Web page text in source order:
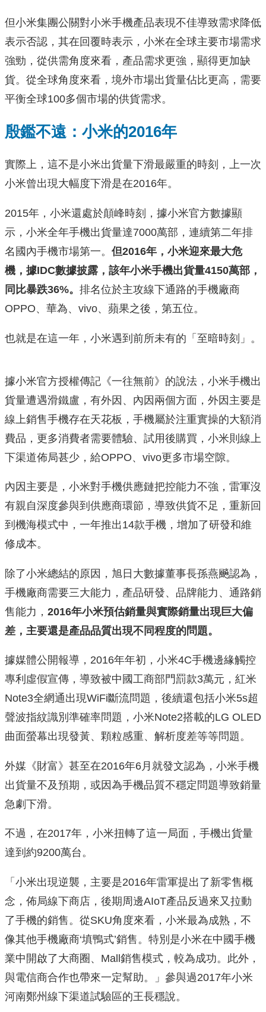
但小米集團公關對小米手機產品表現不佳導致需求降低
表示否認，其在回覆時表示，小米在全球主要市場需求
強勁，從供需角度來看，產品需求更強，顯得更加缺
貨。從全球角度來看，境外市場出貨量佔比更高，需要
平衡全球100多個市場的供貨需求。
殷鑑不遠：小米的2016年
實際上，這不是小米出貨量下滑最嚴重的時刻，上一次
小米曾出現大幅度下滑是在2016年。
2015年，小米還處於顛峰時刻，據小米官方數據顯
示，小米全年手機出貨量達7000萬部，連續第二年排
名國內手機市場第一。 但2016年，小米迎來最大危
機，據IDC數據披露，該年小米手機出貨量4150萬部，
同比暴跌36%。 排名位於主攻線下通路的手機廠商
OPPO、華為、vivo、蘋果之後，第五位。
也就是在這一年，小米遇到前所未有的「至暗時刻」。
據小米官方授權傳記《一往無前》的說法，小米手機出
貨量遭遇滑鐵盧，有外因、內因兩個方面，外因主要是
線上銷售手機存在天花板，手機屬於注重實操的大額消
費品，更多消費者需要體驗、試用後購買，小米則線上
下渠道佈局甚少，給OPPO、vivo更多市場空隙。
內因主要是，小米對手機供應鏈把控能力不強，雷軍沒
有親自深度參與到供應商環節，導致供貨不足，重新回
到機海模式中，一年推出14款手機，增加了研發和維
修成本。
除了小米總結的原因，旭日大數據董事長孫燕飈認為，
手機廠商需要三大能力，產品研發、品牌能力、通路銷
售能力， 2016年小米預估銷量與實際銷量出現巨大偏
差，主要還是產品品質出現不同程度的問題。
據媒體公開報導，2016年年初，小米4C手機邊緣觸控
專利虛假宣傳，導致被中國工商部門罰款3萬元，紅米
Note3全網通出現WiFi斷流問題，後續還包括小米5s超
聲波指紋識別準確率問題，小米Note2搭載的LG OLED
曲面螢幕出現發黃、顆粒感重、解析度差等等問題。
外媒《財富》甚至在2016年6月就發文認為，小米手機
出貨量不及預期，或因為手機品質不穩定問題導致銷量
急劇下滑。
不過，在2017年，小米扭轉了這一局面，手機出貨量
達到約9200萬台。
「小米出現逆襲，主要是2016年雷軍提出了新零售概
念，佈局線下商店，後期周邊AIoT產品反過來又拉動
了手機的銷售。從SKU角度來看，小米最為成熟，不
像其他手機廠商‘填鴨式’銷售。特別是小米在中國手機
業中開啟了大商圈、Mall銷售模式，較為成功。此外，
與電信商合作也帶來一定幫助。」參與過2017年小米
河南鄭州線下渠道試驗區的王長穩說。